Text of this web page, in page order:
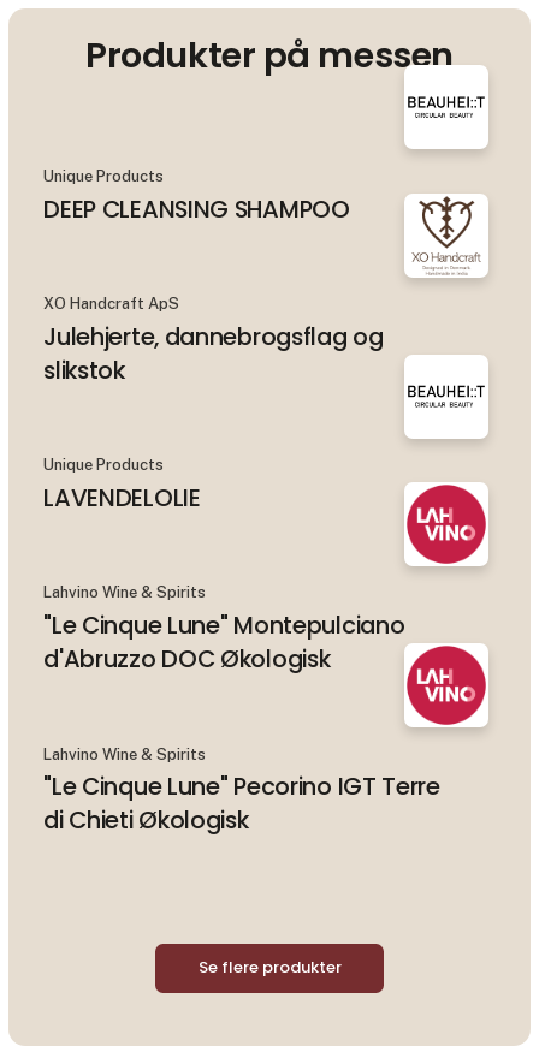
Produkter på messen
Unique Products
DEEP CLEANSING SHAMPOO
XO Handcraft ApS
Julehjerte, dannebrogsflag og
slikstok
Unique Products
LAVENDELOLIE
Lahvino Wine & Spirits
"Le Cinque Lune" Montepulciano
d'Abruzzo DOC Økologisk
Lahvino Wine & Spirits
"Le Cinque Lune" Pecorino IGT Terre
di Chieti Økologisk
Se flere produkter